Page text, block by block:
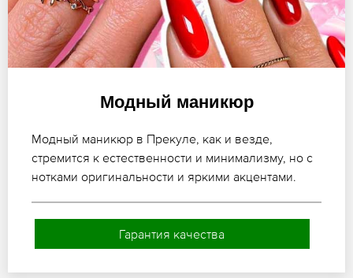
Модный маникюр
Модный маникюр в Прекуле, как и везде,
стремится к естественности и минимализму, но с
нотками оригинальности и яркими акцентами.
Гарантия качества